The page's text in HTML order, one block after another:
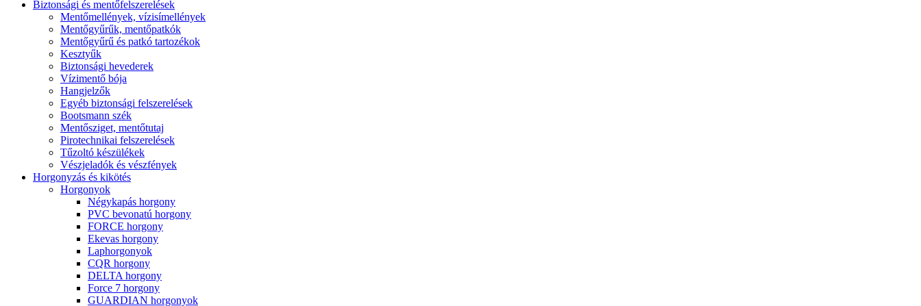
Biztonsági és mentőfelszerelések
Mentőmellények, vízisímellények
Mentőgyűrűk, mentőpatkók
Mentőgyűrű és patkó tartozékok
Kesztyűk
Biztonsági hevederek
Vízimentő bója
Hangjelzők
Egyéb biztonsági felszerelések
Bootsmann szék
Mentősziget, mentőtutaj
Pirotechnikai felszerelések
Tűzoltó készülékek
Vészjeladók és vészfények
Horgonyzás és kikötés
Horgonyok
Négykapás horgony
PVC bevonatú horgony
FORCE horgony
Ekevas horgony
Laphorgonyok
CQR horgony
DELTA horgony
Force 7 horgony
GUARDIAN horgonyok